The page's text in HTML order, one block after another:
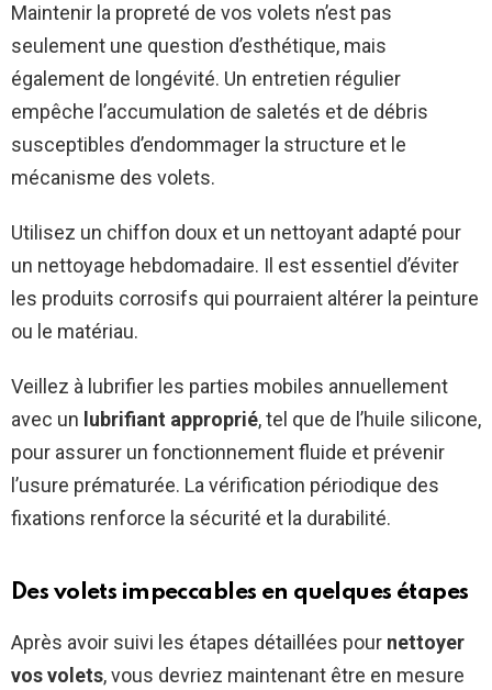
Maintenir la propreté de vos volets n’est pas
seulement une question d’esthétique, mais
également de longévité. Un entretien régulier
empêche l’accumulation de saletés et de débris
susceptibles d’endommager la structure et le
mécanisme des volets.
Utilisez un chiffon doux et un nettoyant adapté pour
un nettoyage hebdomadaire. Il est essentiel d’éviter
les produits corrosifs qui pourraient altérer la peinture
ou le matériau.
Veillez à lubrifier les parties mobiles annuellement
avec un lubrifiant approprié, tel que de l’huile silicone,
pour assurer un fonctionnement fluide et prévenir
l’usure prématurée. La vérification périodique des
fixations renforce la sécurité et la durabilité.
Des volets impeccables en quelques étapes
Après avoir suivi les étapes détaillées pour nettoyer
vos volets, vous devriez maintenant être en mesure